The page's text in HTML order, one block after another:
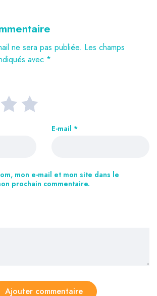
ne sera pas publiée. Les champs
avec *
E-mail *
mon e-mail et mon site dans le
prochain commentaire.